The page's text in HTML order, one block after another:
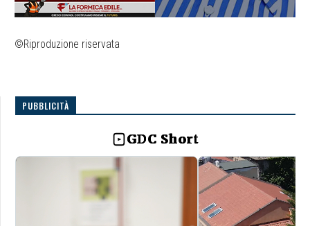
©Riproduzione riservata
PUBBLICITÀ
GDC Short